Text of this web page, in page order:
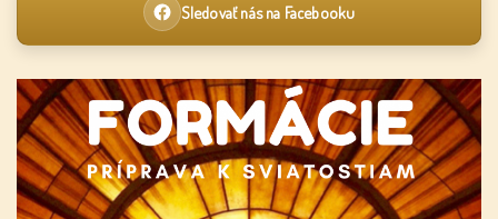
Sledovať nás na Facebooku